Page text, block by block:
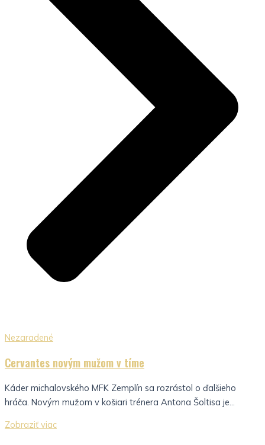
Nezaradené
Cervantes novým mužom v tíme
Káder michalovského MFK Zemplín sa rozrástol o ďalšieho
hráča. Novým mužom v košiari trénera Antona Šoltisa je...
Zobraziť viac